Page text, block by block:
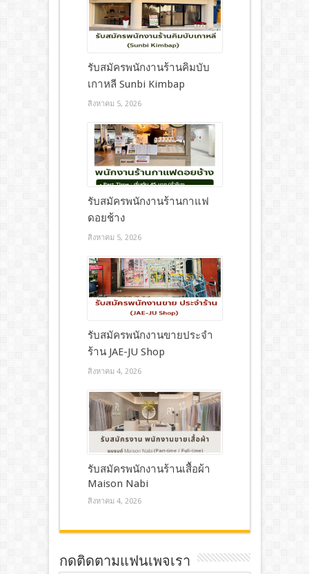
รับสมัครพนักงานร้านคิมบับ
เกาหลี Sunbi Kimbap
สิงหาคม 5, 2026
รับสมัครพนักงานร้านกาแฟ
ดอยช้าง
สิงหาคม 5, 2026
รับสมัครพนักงานขายประจำ
ร้าน JAE-JU Shop
สิงหาคม 4, 2026
รับสมัครพนักงานร้านเสื้อผ้า
Maison Nabi
สิงหาคม 4, 2026
กดติดตามแฟนเพจเรา